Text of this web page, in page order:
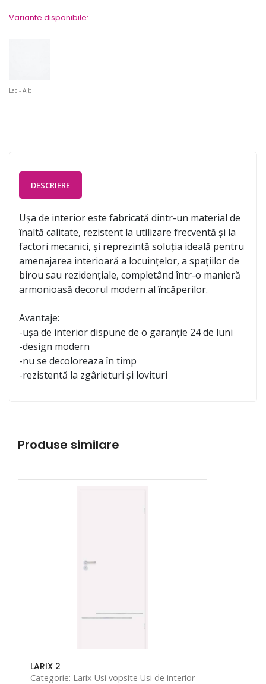
Variante disponibile:
Lac - Alb
DESCRIERE
Ușa de interior este fabricată dintr-un material de
înaltă calitate, rezistent la utilizare frecventă și la
factori mecanici, și reprezintă soluția ideală pentru
amenajarea interioară a locuințelor, a spațiilor de
birou sau rezidențiale, completând într-o manieră
armonioasă decorul modern al încăperilor.
Avantaje:
-ușa de interior dispune de o garanție 24 de luni
-design modern
-nu se decoloreaza în timp
-rezistentă la zgârieturi și lovituri
Produse similare
LARIX 2
Categorie: Larix Usi vopsite Usi de interior